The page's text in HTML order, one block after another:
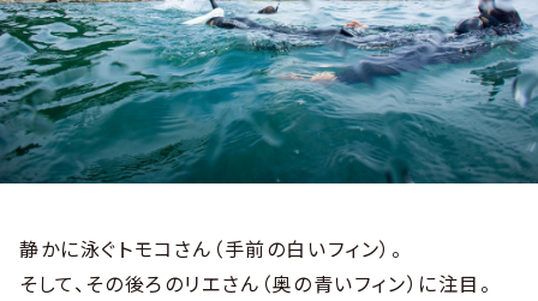
静かに泳ぐトモコさん（手前の白いフィン）。
そして、その後ろのリエさん（奥の青いフィン）に注目。